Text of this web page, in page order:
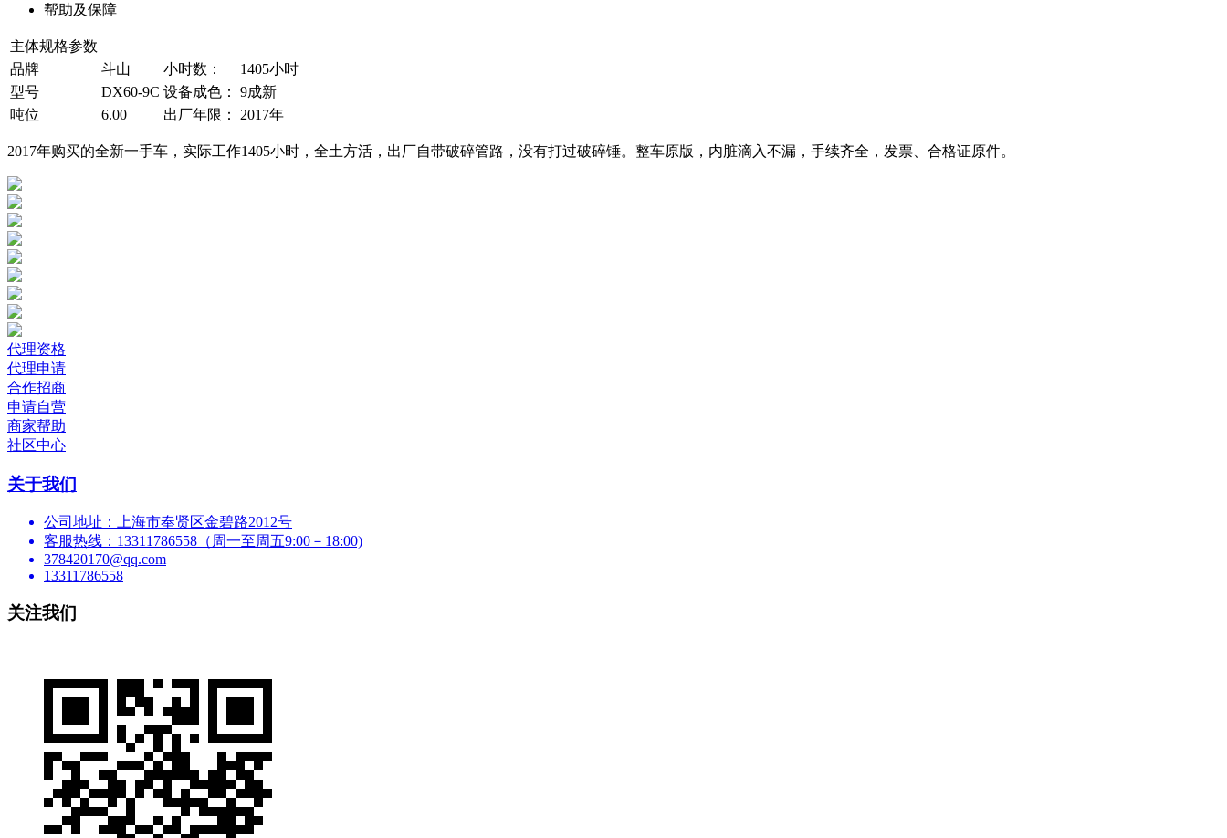
帮助及保障
主体规格参数
品牌
斗山 小时数：
1405小时
型号
DX60-9C 设备成色：
9成新
吨位
6.00 出厂年限： 2017年
2017年购买的全新一手车，实际工作1405小时，全土方活，出厂自带破碎管路，没有打过破碎锤。整车原版，内脏滴入不漏，手续齐全，发票、合格证原件。
代理资格
代理申请
合作招商
申请自营
商家帮助
社区中心
关于我们
公司地址：上海市奉贤区金碧路2012号
客服热线：13311786558（周一至周五9:00－18:00)
378420170@qq.com
13311786558
关注我们